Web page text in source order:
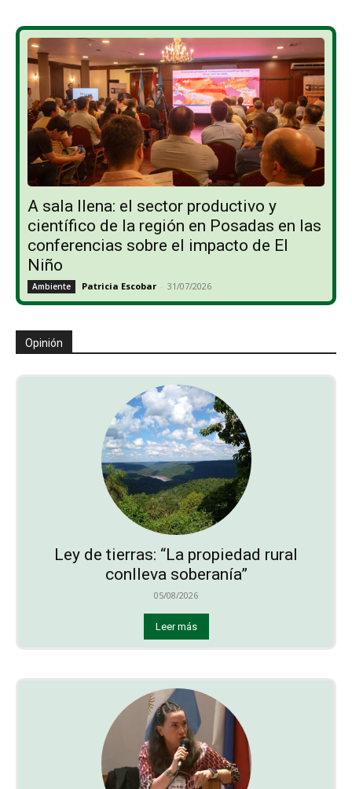
A sala llena: el sector productivo y
científico de la región en Posadas en las
conferencias sobre el impacto de El
Niño
Ambiente Patricia Escobar - 31/07/2026
Opinión
Ley de tierras: “La propiedad rural
conlleva soberanía”
05/08/2026
Leer más